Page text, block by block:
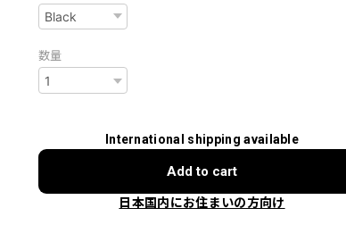
数量
International shipping available
Add to cart
日本国内にお住まいの方向け